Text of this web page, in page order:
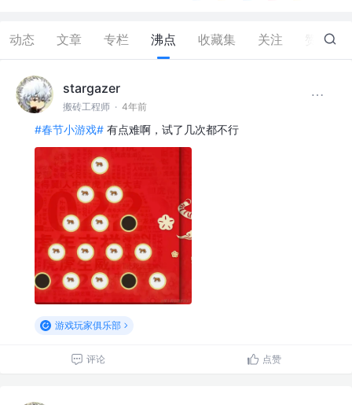
动态 文章 专栏 沸点 收藏集 关注 0
stargazer
搬砖工程师 · 4年前
#春节小游戏# 有点难啊，试了几次都不行
游戏玩家俱乐部
评论 点赞